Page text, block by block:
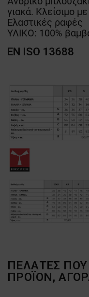
γιακά. Κλείσιμο
Ελαστικές ραφές
ΥΛΙΚΟ: 100%
EN ISO 13688
ΠΕΛΆΤΕΣ
ΠΡΟΪΌΝ,